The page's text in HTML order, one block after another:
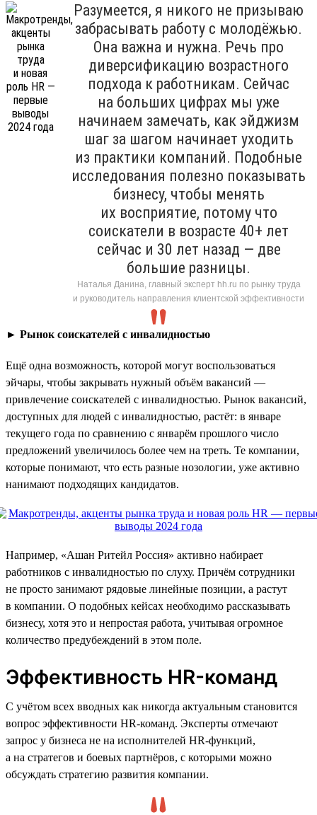
Разумеется, я никого не призываю
забрасывать работу с молодёжью.
Она важна и нужна. Речь про
диверсификацию возрастного
подхода к работникам. Сейчас
на больших цифрах мы уже
начинаем замечать, как эйджизм
шаг за шагом начинает уходить
из практики компаний. Подобные
исследования полезно показывать
бизнесу, чтобы менять
их восприятие, потому что
соискатели в возрасте 40+ лет
сейчас и 30 лет назад — две
большие разницы.
Наталья Данина, главный эксперт hh.ru по рынку труда
и руководитель направления клиентской эффективности
► Рынок соискателей с инвалидностью
Ещё одна возможность, которой могут воспользоваться
эйчары, чтобы закрывать нужный объём вакансий —
привлечение соискателей с инвалидностью. Рынок вакансий,
доступных для людей с инвалидностью, растёт: в январе
текущего года по сравнению с январём прошлого число
предложений увеличилось более чем на треть. Те компании,
которые понимают, что есть разные нозологии, уже активно
нанимают подходящих кандидатов.
Например, «Ашан Ритейл Россия» активно набирает
работников с инвалидностью по слуху. Причём сотрудники
не просто занимают рядовые линейные позиции, а растут
в компании. О подобных кейсах необходимо рассказывать
бизнесу, хотя это и непростая работа, учитывая огромное
количество предубеждений в этом поле.
Эффективность HR-команд
С учётом всех вводных как никогда актуальным становится
вопрос эффективности HR-команд. Эксперты отмечают
запрос у бизнеса не на исполнителей HR-функций,
а на стратегов и боевых партнёров, с которыми можно
обсуждать стратегию развития компании.